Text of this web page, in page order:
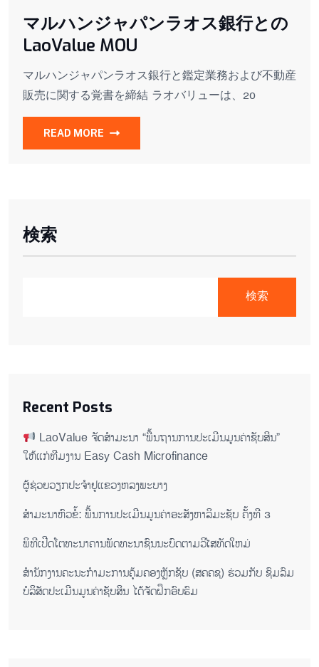
マルハンジャパンラオス銀行との
LaoValue MOU
マルハンジャパンラオス銀行と鑑定業務および不動産
販売に関する覚書を締結 ラオバリューは、20
READ MORE
検索
検索
Recent Posts
LaoValue ຈັດສຳມະນາ “ພື້ນຖານການປະເມີນມູນຄ່າຊັບສິນ”
ໃຫ້ແກ່ທີມງານ Easy Cash Microfinance
ຜູ້ຊ່ວຍ​ວຽກປະ​ຈຳ​ຢູ​​ແຂວງຫລງ​ພະ​ບາງ
ສຳມະນາຫົວຂໍ້: ພື້ນການປະເມີນມູນຄ່າອະສັງຫາລິມະຊັບ ຄັ້ງທີ 3
ພິ​ທີ​ເປີດ​ໂຕ​ທະ​ນາ​ຄານ​ພັດ​ທະ​ນາ​ຊົນ​ນະ​ບົດ​ຕາມ​ວິ​ໄສ​ທັດ​ໃຫມ່
ສໍານັກງານຄະນະກໍາມະການຄຸ້ມຄອງຫຼັກຊັບ (ສຄຄຊ) ຮ່ວມກັບ ຊົມລົມ
ບໍລິສັດປະເມີນມູນຄ່າຊັບສິນ ໄດ້ຈັດຝຶກອົບຮົມ